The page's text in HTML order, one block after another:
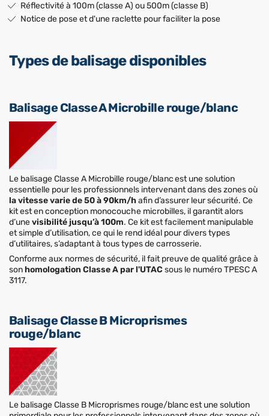
Réflectivité à 100m (classe A) ou 500m (classe B)
Notice de pose et d'une raclette pour faciliter la pose
Types de balisage disponibles
Balisage Classe A Microbille rouge/blanc
Le balisage Classe A Microbille rouge/blanc est une solution
essentielle pour les professionnels intervenant dans des zones où
la vitesse varie de 50 à 90km/hafin d’assurer leur sécurité. Ce
kit est en conception monocouche microbilles, il garantit alors
d’unevisibilité jusqu’à 100m. Ce kit est facilement manipulable
et simple d’utilisation, ce qui le rend idéal pour divers types
d’utilitaires, s’adaptant à tous types de carrosserie.
Conforme aux normes de sécurité, il fait preuve de qualité grâce à
sonhomologation Classe A par l'UTAC sous le numéro TPESC A
3117.
Balisage Classe B Microprismes
rouge/blanc
Le balisage Classe B Microprismes rouge/blanc est une solution